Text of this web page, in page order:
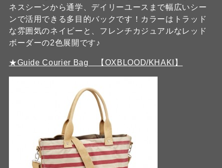
ネスシーンから通学、デイリーユースまで幅広いシー
ンで活用できる多目的バックです！カラーはトラッド
な雰囲気のネイビーと、フレンチカジュアルなレッド
ボーダーの2色展開です♪
★Guide Courier Bag 【OXBLOOD/KHAKI】